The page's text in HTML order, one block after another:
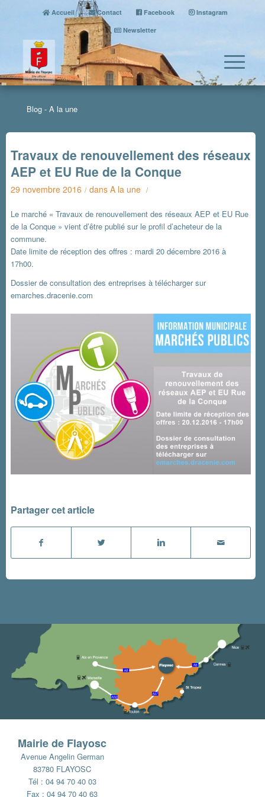
Accueil Contact Facebook
Instagram
Newsletter
Blog - A la une
Travaux de renouvellement des réseaux
AEP et EU Rue de la Conque
29 novembre 2016 / dansA la une /
Le marché « Travaux de renouvellement des réseaux AEP et EU Rue
de la Conque » vient d’être publié sur le profil d’acheteur de la
commune.
Date limite de réception des offres : mardi 20 décembre 2016 à
17h00.
Dossier de consultation des entreprises à télécharger sur
emarches.dracenie.com
Partager cet article
Mairie de Flayosc
Avenue Angelin German
83780 FLAYOSC
Tél : 04 94 70 40 03
Fax : 04 94 70 40 63